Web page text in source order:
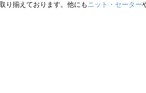
り揃えております。他にもニット・セーター